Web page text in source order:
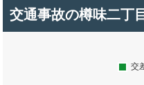
交通事故の樽味二丁